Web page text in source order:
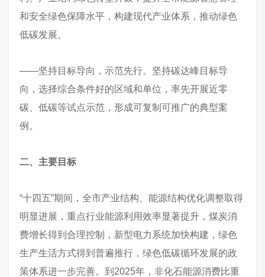
和安全绿色保障水平，构建现代产业体系，推动绿色
低碳发展。
——坚持目标导向，示范先行。坚持碳达峰目标导
向，选择综合条件好的区域和单位，率先开展近零
碳、低碳等试点示范，形成可复制可推广的典型案
例。
二、主要目标
“十四五”期间，全市产业结构、能源结构优化调整取得
明显进展，重点行业能源利用效率显著提升，煤炭消
费增长得到合理控制，新型电力系统加快构建，绿色
生产生活方式得到普遍推行，绿色低碳循环发展的政
策体系进一步完善。到2025年，非化石能源消费比重